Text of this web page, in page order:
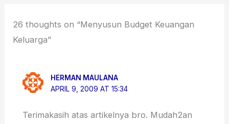
26 thoughts on “Menyusun Budget Keuangan
Keluarga”
HERMAN MAULANA
APRIL 9, 2009 AT 15:34
Terimakasih atas artikelnya bro. Mudah2an